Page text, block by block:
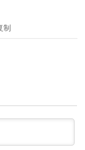
制